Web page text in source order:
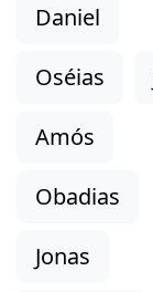
Daniel
Oséias
Amós
Obadias
Jonas